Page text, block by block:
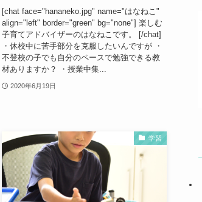
[chat face="hananeko.jpg" name="はなねこ"
align="left" border="green" bg="none"] 楽しむ
子育てアドバイザーのはなねこです。 [/chat]
・休校中に苦手部分を克服したいんですが ・
不登校の子でも自分のペースで勉強できる教
材ありますか？ ・授業中集...
2020年6月19日
学習